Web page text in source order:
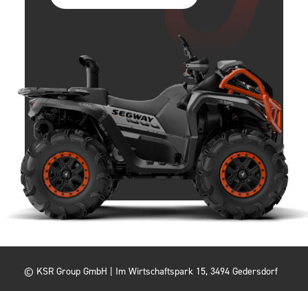
© KSR Group GmbH | Im Wirtschaftspark 15, 3494 Gedersdorf